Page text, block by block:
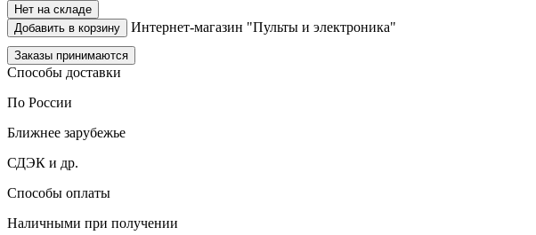
Нет на складе
Добавить в корзину
Интернет-магазин "Пульты и электроника"
Заказы принимаются
Способы доставки
По России
Ближнее зарубежье
СДЭК и др.
Способы оплаты
Наличными при получении